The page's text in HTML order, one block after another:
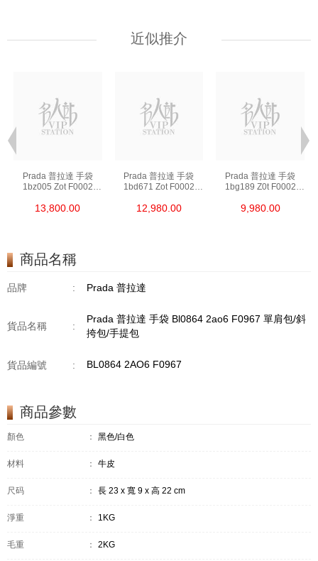
近似推介
Prada 普拉達 手袋
1bz005 Zot F0002
13,800.00
Prada 普拉達 手袋
1bd671 Zot F0002
12,980.00
Prada 普拉達 手袋
1bg189 Z0t F0002
9,980.00
商品名稱
品牌 : Prada 普拉達
貨品名稱 :
Prada 普拉達 手袋 Bl0864 2ao6 F0967 單肩包/斜
挎包/手提包
貨品編號 : BL0864 2AO6 F0967
商品參數
顏色 ： 黑色/白色
材料 ： 牛皮
尺码 ： 長 23 x 寬 9 x 高 22 cm
淨重 ： 1KG
毛重 ： 2KG